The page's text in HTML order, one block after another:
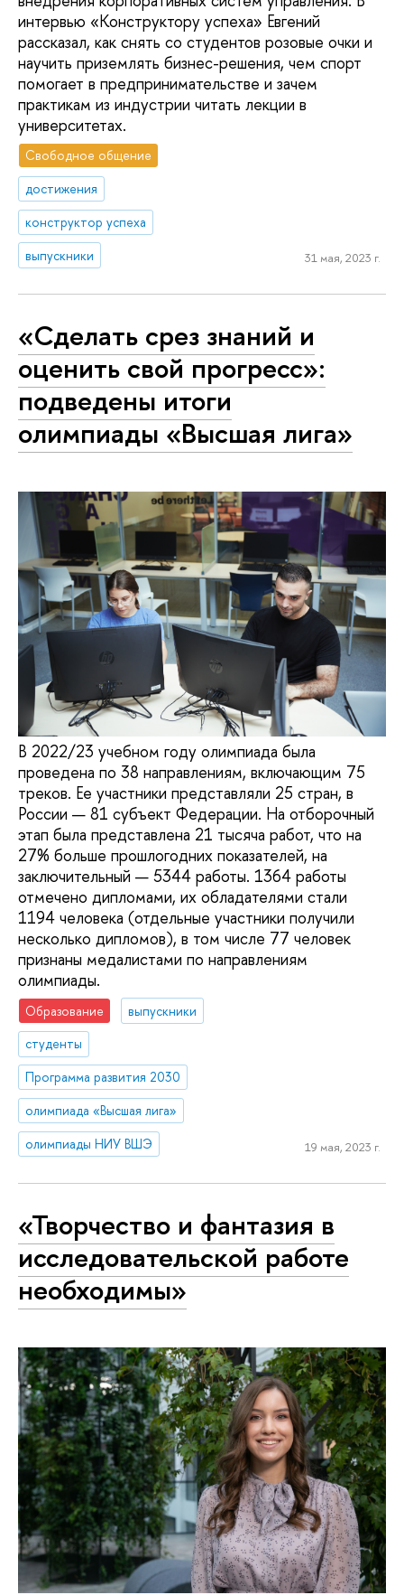
интервью «Конструктору успеха» Евгений
рассказал, как снять со студентов розовые очки и
научить приземлять бизнес-решения, чем спорт
помогает в предпринимательстве и зачем
практикам из индустрии читать лекции в
университетах.
Свободное общение
достижения
конструктор успеха
выпускники
31 мая, 2023 г.
«Сделать срез знаний и
оценить свой прогресс»:
подведены итоги
олимпиады «Высшая лига»
В 2022/23 учебном году олимпиада была
проведена по 38 направлениям, включающим 75
треков. Ее участники представляли 25 стран, в
России — 81 субъект Федерации. На отборочный
этап была представлена 21 тысяча работ, что на
27% больше прошлогодних показателей, на
заключительный — 5344 работы. 1364 работы
отмечено дипломами, их обладателями стали
1194 человека (отдельные участники получили
несколько дипломов), в том числе 77 человек
признаны медалистами по направлениям
олимпиады.
Образование
выпускники
студенты
Программа развития 2030
олимпиада «Высшая лига»
олимпиады НИУ ВШЭ
19 мая, 2023 г.
«Творчество и фантазия в
исследовательской работе
необходимы»